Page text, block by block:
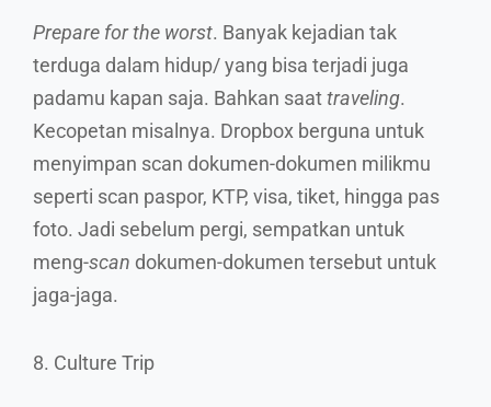
Prepare for the worst. Banyak kejadian tak
terduga dalam hidup/ yang bisa terjadi juga
padamu kapan saja. Bahkan saattraveling.
Kecopetan misalnya. Dropbox berguna untuk
menyimpan scan dokumen-dokumen milikmu
seperti scan paspor, KTP, visa, tiket, hingga pas
foto. Jadi sebelum pergi, sempatkan untuk
meng-scan dokumen-dokumen tersebut untuk
jaga-jaga.
8. Culture Trip